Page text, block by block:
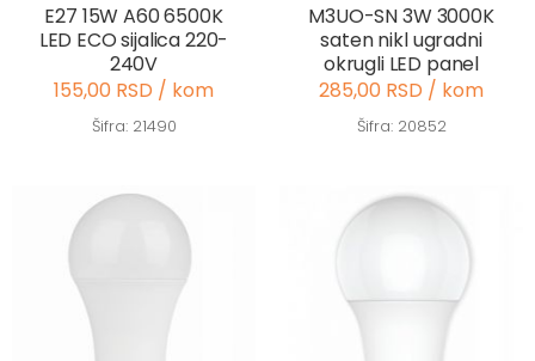
E27 15W A60 6500K
LED ECO sijalica 220-
240V
155,00 RSD / kom
Šifra: 21490
M3UO-SN 3W 3000K
saten nikl ugradni
okrugli LED panel
285,00 RSD / kom
Šifra: 20852